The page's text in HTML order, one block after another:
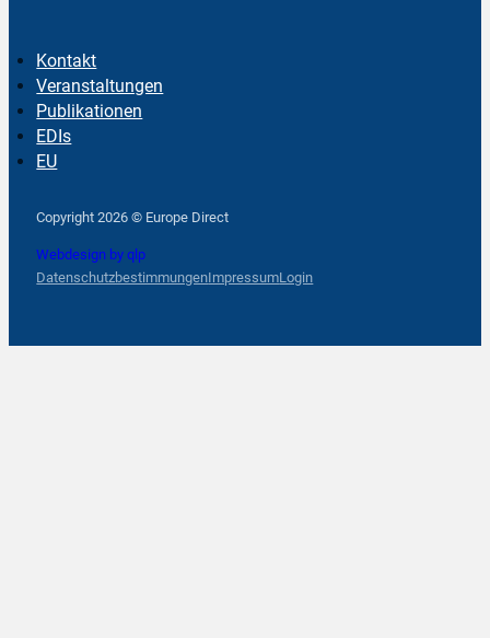
Kontakt
Veranstaltungen
Publikationen
EDIs
EU
Copyright 2026 © Europe Direct
Webdesign by qlp
DatenschutzbestimmungenImpressumLogin